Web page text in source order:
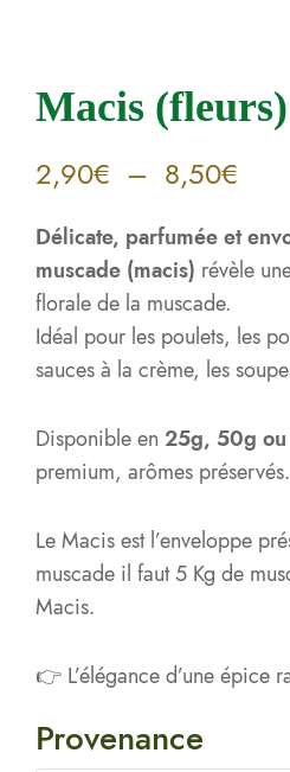
Macis (fleurs)
2,90€ – 8,50€
Délicate, parfumée et
muscade (macis) révèle
florale de la muscade.
Idéal pour les poulets, les
sauces à la crème, les
Disponible en 25g, 50g
premium, arômes préservés.
Le Macis est l’enveloppe
muscade il faut 5 Kg de
Macis.
👉 L’élégance d’une épice
Provenance